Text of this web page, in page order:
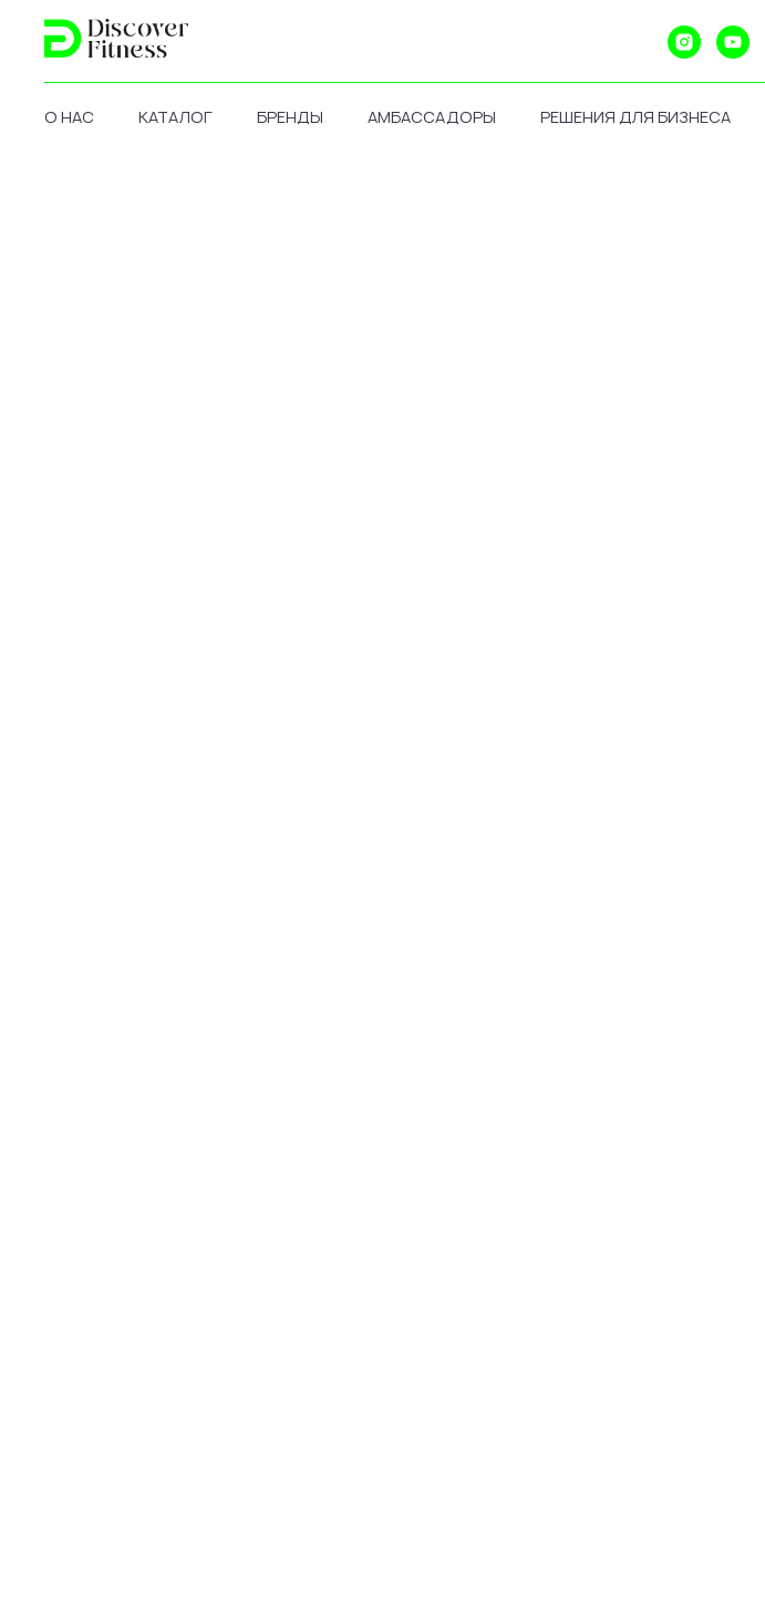
О НАС КАТАЛОГ БРЕНДЫ АМБАССАДОРЫ РЕШЕНИЯ ДЛЯ БИЗНЕСА